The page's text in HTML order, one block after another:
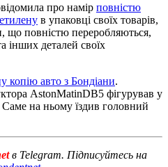
про намір повністю
в упаковці своїх товарів,
що повністю переробляються,
інших деталей своїх
копію авто з Бондіани.
AstonMatinDB5 фігурував у
Саме на ньому їздив головний
в Telegram. Підписуйтесь на